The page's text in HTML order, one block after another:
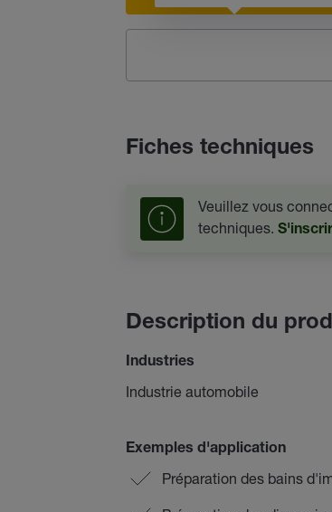
Fiches techniques
Veuillez vous
techniques.
Description du
Industries
Industrie automobile
Exemples d'application
Préparation des bains